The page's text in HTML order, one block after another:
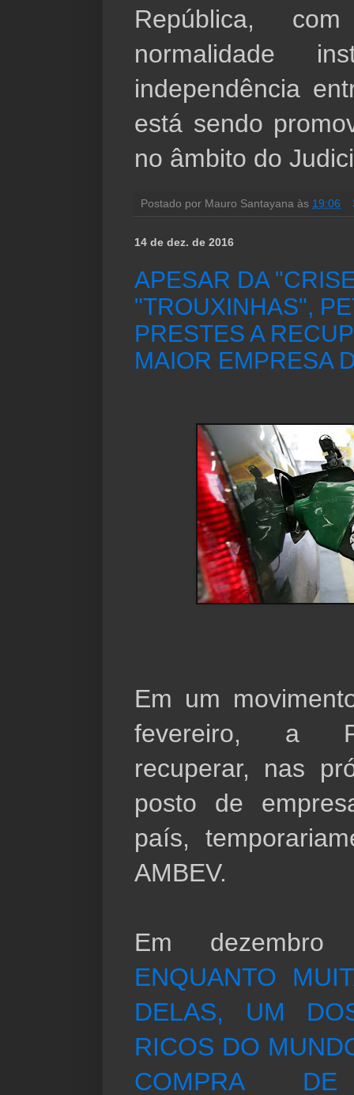
República,
normalidade
independência
está sendo
no âmbito do
Postado por Mauro Santayana às 19:06
14 de dez. de 2016
APESAR DA
"TROUXINHAS",
PRESTES A
MAIOR EMPRESA
Em um
fevereiro, a
recuperar, nas
posto de
país,
AMBEV.
ENQUANTO
DELAS, UM
RICOS DO
COMPRA